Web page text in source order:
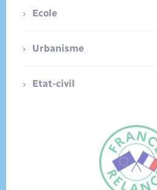
FR
Ecole
Urbanisme
Etat-civil